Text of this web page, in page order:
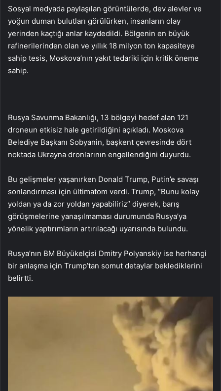
Sosyal medyada paylaşılan görüntülerde, dev alevler ve
yoğun duman bulutları görülürken, insanların olay
yerinden kaçtığı anlar kaydedildi. Bölgenin en büyük
rafinerilerinden olan ve yıllık 18 milyon ton kapasiteye
sahip tesis, Moskova’nın yakıt tedariki için kritik öneme
sahip.
Rusya Savunma Bakanlığı, 13 bölgeyi hedef alan 121
droneun etkisiz hale getirildiğini açıkladı. Moskova
Belediye Başkanı Sobyanin, başkent çevresinde dört
noktada Ukrayna dronlarının engellendiğini duyurdu.
Bu gelişmeler yaşanırken Donald Trump, Putin’e savaşı
sonlandırması için ültimatom verdi. Trump, “Bunu kolay
yoldan ya da zor yoldan yapabiliriz” diyerek, barış
görüşmelerine yanaşılmaması durumunda Rusya’ya
yönelik yaptırımların artırılacağı uyarısında bulundu.
Rusya’nın BM Büyükelçisi Dmitry Polyanskiy ise herhangi
bir anlaşma için Trump’tan somut detaylar beklediklerini
belirtti.